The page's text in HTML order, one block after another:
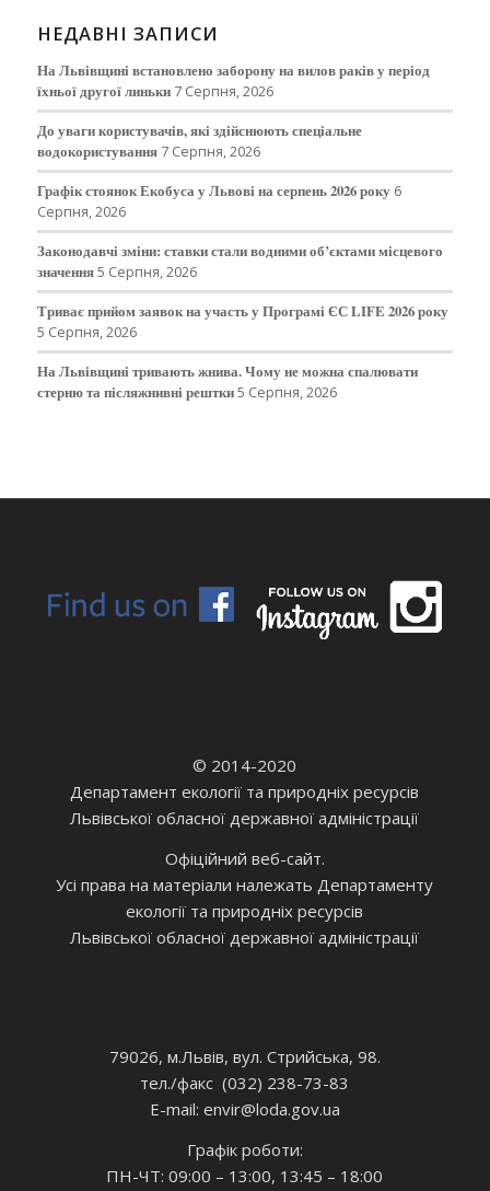
НЕДАВНІ ЗАПИСИ
На Львівщині встановлено заборону на вилов раків у період
їхньої другої линьки 7 Серпня, 2026
До уваги користувачів, які здійснюють спеціальне
водокористування 7 Серпня, 2026
Графік стоянок Екобуса у Львові на серпень 2026 року 6
Серпня, 2026
Законодавчі зміни: ставки стали водними об’єктами місцевого
значення5 Серпня, 2026
Триває прийом заявок на участь у Програмі ЄС LIFE 2026 року
5 Серпня, 2026
На Львівщині тривають жнива. Чому не можна спалювати
стерню та післяжнивні рештки5 Серпня, 2026
© 2014-2020
Департамент екології та природніх ресурсів
Львівської обласної державної адміністрації
Офіційний веб-сайт.
Усі права на матеріали належать Департаменту
екології та природніх ресурсів
Львівської обласної державної адміністрації
79026, м.Львів, вул. Стрийська, 98.
тел./факс (032) 238-73-83
E-mail: envir@loda.gov.ua
Графік роботи:
ПН-ЧТ: 09:00 – 13:00, 13:45 – 18:00